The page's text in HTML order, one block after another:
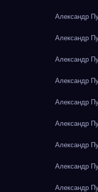
Александр
Александр
Александр
Александр
Александр
Александр
Александр
Александр
Александр